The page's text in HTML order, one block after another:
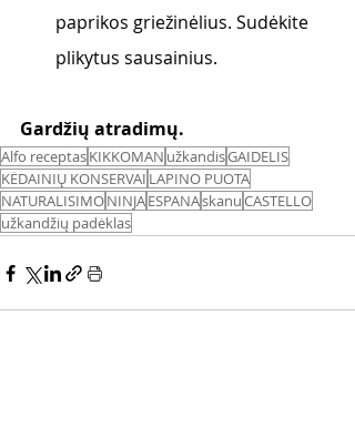
paprikos griežinėlius. Sudėkite
plikytus sausainius.
Gardžių atradimų.
Alfo receptasKIKKOMAN užkandisGAIDELIS
KĖDAINIŲ KONSERVAI LAPINO PUOTA
NATURALISIMONINJAESPANAskanuCASTELLO
užkandžių padėklas